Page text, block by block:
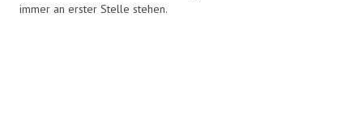
immer an erster Stelle stehen.